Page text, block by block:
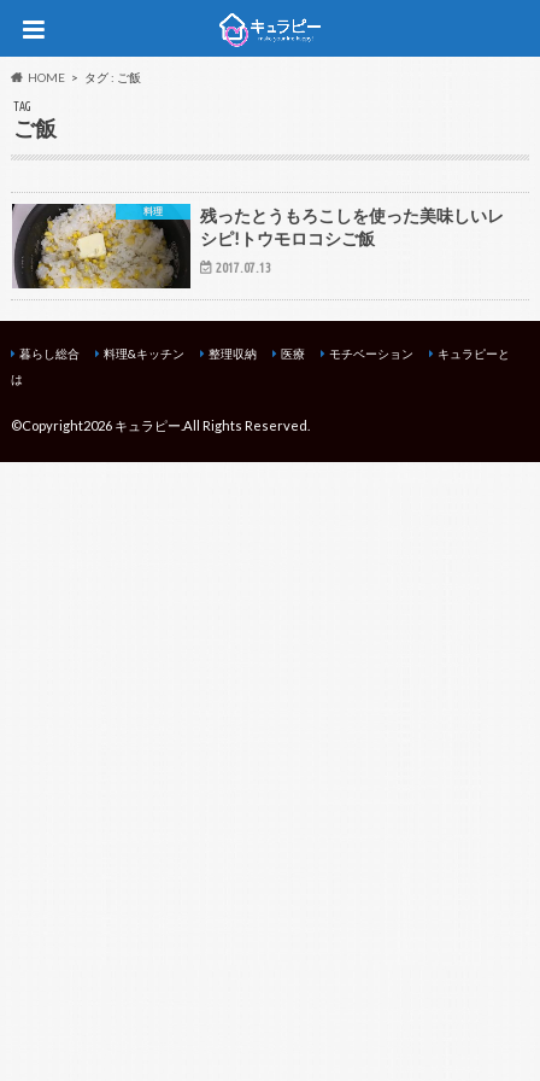
HOME タグ : ご飯
TAG
ご飯
料理
残ったとうもろこしを使った美味しいレ
シピ!トウモロコシご飯
2017.07.13
暮らし総合 料理&キッチン 整理収納 医療 モチベーション
キュラピーと
は
©Copyright2026 キュラピー .All Rights Reserved.